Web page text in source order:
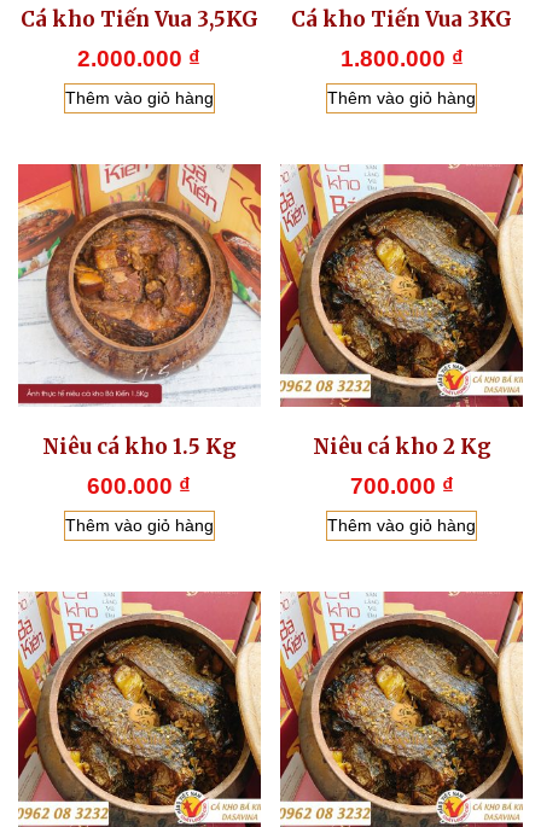
Cá kho Tiến Vua 3,5KG
2.000.000 ₫
Thêm vào giỏ hàng
Cá kho Tiến Vua 3KG
1.800.000 ₫
Thêm vào giỏ hàng
Niêu cá kho 1.5 Kg
600.000 ₫
Thêm vào giỏ hàng
Niêu cá kho 2 Kg
700.000 ₫
Thêm vào giỏ hàng